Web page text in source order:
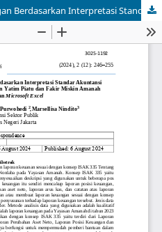
Penyusunan Laporan Keuangan Berdasarkan Interpretasi Standar Akuntansi Keuangan (ISAK) 335 Pada Yayasan Yatim Piatu dan Fakir Miskin Amanah Menggunakan Microsoft Excel